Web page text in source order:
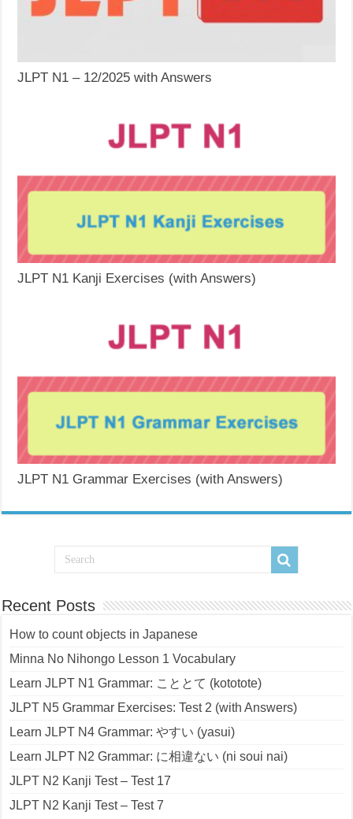
JLPT N1 – 12/2025 with Answers
JLPT N1 Kanji Exercises (with Answers)
JLPT N1 Grammar Exercises (with Answers)
Recent Posts
How to count objects in Japanese
Minna No Nihongo Lesson 1 Vocabulary
Learn JLPT N1 Grammar: こととて (kototote)
JLPT N5 Grammar Exercises: Test 2 (with Answers)
Learn JLPT N4 Grammar: やすい (yasui)
Learn JLPT N2 Grammar: に相違ない (ni soui nai)
JLPT N2 Kanji Test – Test 17
JLPT N2 Kanji Test – Test 7